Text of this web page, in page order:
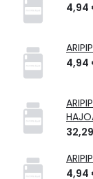
4,94
4,94
4,94